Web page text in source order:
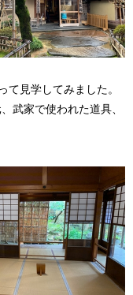
見学してみました。
武家で使われた道具、